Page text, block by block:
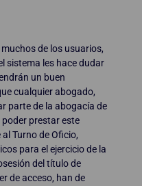
de los usuarios,
sistema les hace dudar
un buen
cualquier abogado,
parte de la abogacía de
prestar este
Turno de Oficio,
para el ejercicio de la
del título de
de acceso, han de